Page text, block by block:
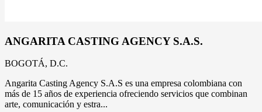
ANGARITA CASTING AGENCY S.A.S.
BOGOTÁ, D.C.
Angarita Casting Agency S.A.S es una empresa colombiana con
más de 15 años de experiencia ofreciendo servicios que combinan
arte, comunicación y estra...